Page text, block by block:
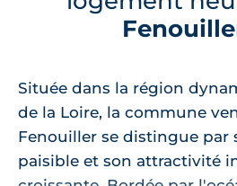
Située dans la région
de la Loire, la commune
Fenouiller se distingue par
paisible et son attractivité